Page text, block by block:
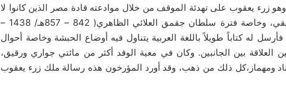
زرء يعقوب على تهدئة الموقف من خلال موادعته قادة مصر الذين كانوا لا
يرضون إساءة المسلمين في منطقة القرن الإفريقي، وخاصة فترة سلطان جقمق العلائي الظاهري( 842 – 857هـ/ 1438 –
له كتاباً طويلاً باللغة العربية يتناول فيه أوضاع الحبشة وخاصة أحوال
بين الجانبين. وكان في معية الوفد أكثر من مائتي جواري ورقيق،
ذلك من ذهب، وقد أورد المؤرخون هذه رسالة ملك زرء يعقوب